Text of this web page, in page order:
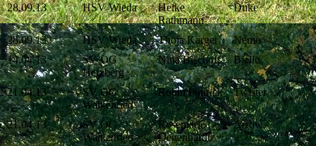
28.09.13 HSV Wieda
Heike
Rathmann
Duke
28.09.13 HSV Wieda Thoja Karger
Nemo
14.04.13
SV OG
Herzberg
Nina Bischoff Bjelle
21.04.13
SV OG
Walkenried
Robin Pottrick Twister
21.04.13
SV OG
Walkenried
Rosemarie
Degenhardt
Arrow